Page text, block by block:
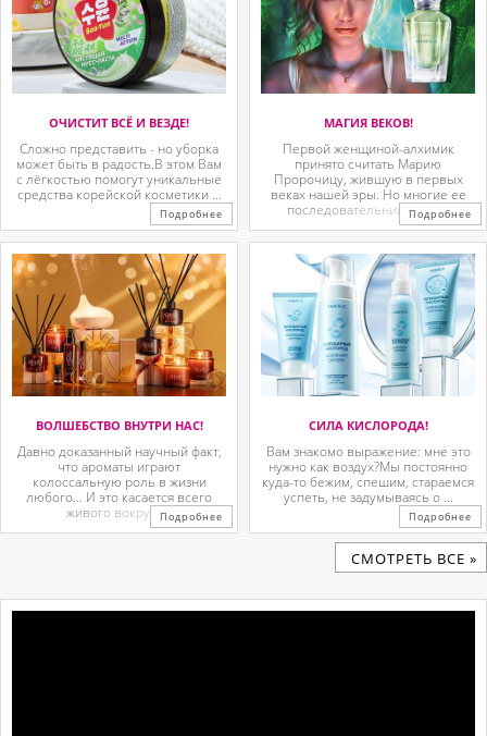
ОЧИСТИТ ВСЁ И ВЕЗДЕ!
Сложно представить - но уборка
может быть в радость.В этом Вам
с лёгкостью помогут уникальные
средства корейской косметики ...
Подробнее
МАГИЯ ВЕКОВ!
Первой женщиной-алхимик
принято считать Марию
Пророчицу, жившую в первых
веках нашей эры. Но многие ее
последовательницы так ...
Подробнее
ВОЛШЕБСТВО ВНУТРИ НАС!
Давно доказанный научный факт,
что ароматы играют
колоссальную роль в жизни
любого… И это касается всего
живого вокруг. ...Подробнее
СИЛА КИСЛОРОДА!
Вам знакомо выражение: мне это
нужно как воздух?Мы постоянно
куда-то бежим, спешим, стараемся
успеть, не задумываясь о ...
Подробнее
CМОТРЕТЬ ВСЕ »